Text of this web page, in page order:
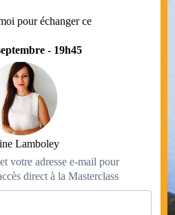
pour échanger ce
- 19h45
Lamboley
votre adresse e-mail pour
direct à la Masterclass